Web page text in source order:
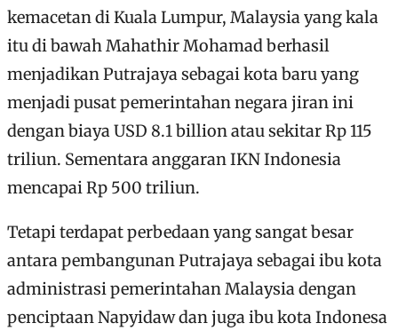
kemacetan di Kuala Lumpur, Malaysia yang kala
itu di bawah Mahathir Mohamad berhasil
menjadikan Putrajaya sebagai kota baru yang
menjadi pusat pemerintahan negara jiran ini
dengan biaya USD 8.1 billion atau sekitar Rp 115
triliun. Sementara anggaran IKN Indonesia
mencapai Rp 500 triliun.
Tetapi terdapat perbedaan yang sangat besar
antara pembangunan Putrajaya sebagai ibu kota
administrasi pemerintahan Malaysia dengan
penciptaan Napyidaw dan juga ibu kota Indonesa